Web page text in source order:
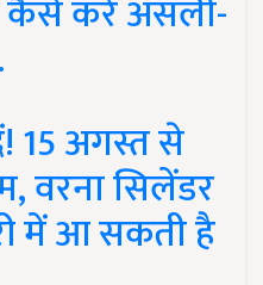
कैसे करें असली-
15 अगस्त से
वरना सिलेंडर
में आ सकती है